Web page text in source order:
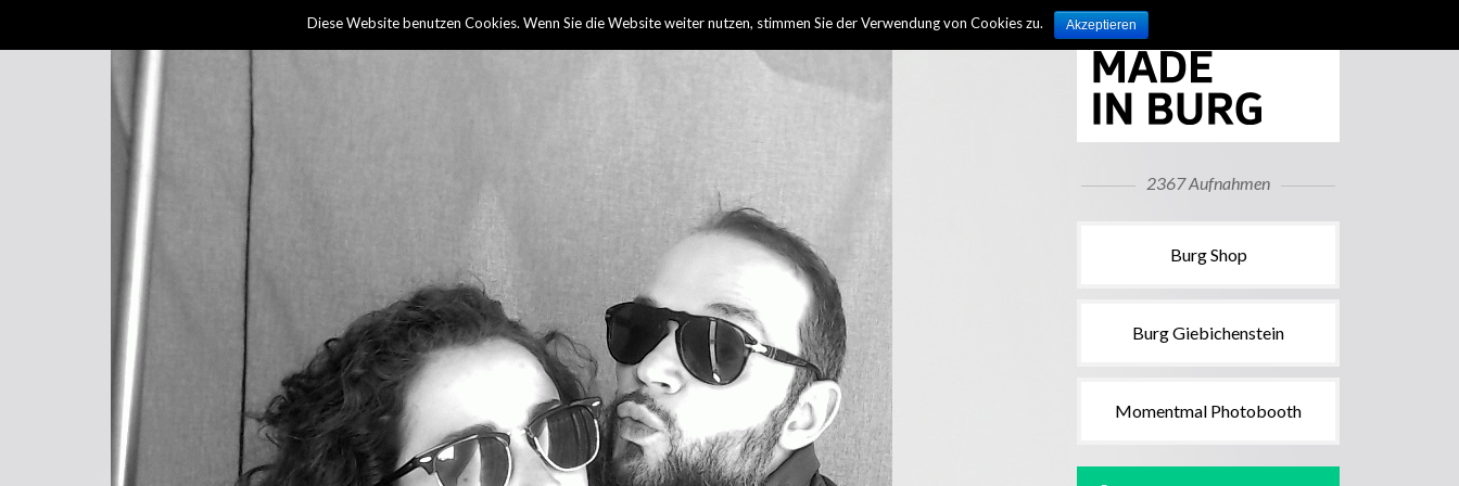
2367 Aufnahmen
Burg Shop
Burg Giebichenstein
Momentmal Photobooth
Diese Website benutzen Cookies. Wenn Sie die Website weiter nutzen, stimmen Sie der Verwendung von Cookies zu. Akzeptieren